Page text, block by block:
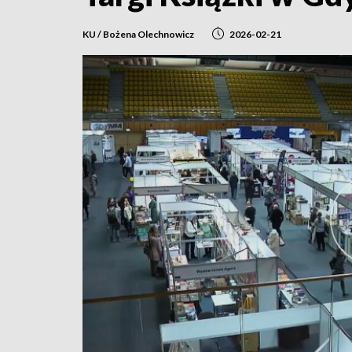
KU / Bożena Olechnowicz 2026-02-21